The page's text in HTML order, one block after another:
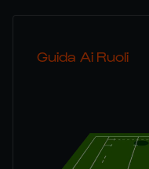
Guida Ai Ruoli